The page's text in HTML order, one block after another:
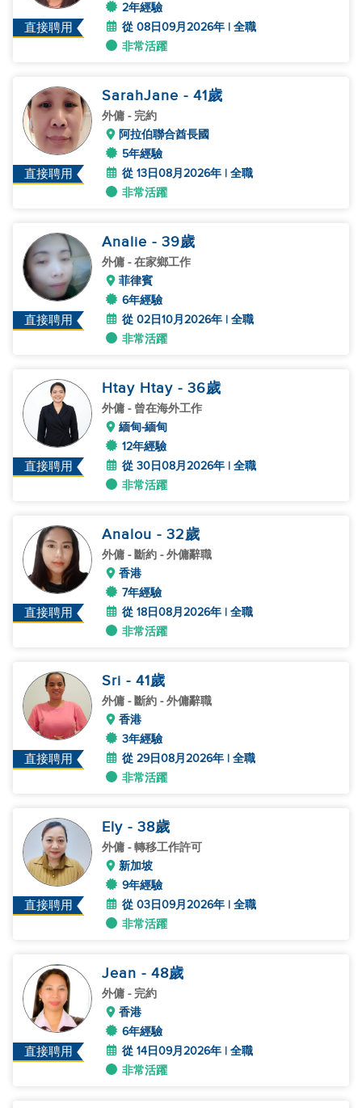
直接聘用
2年經驗
從 08日09月2026年 | 全職
非常活躍
直接聘用
SarahJane - 41歲
外傭 - 完約
阿拉伯聯合酋長國
5年經驗
從 13日08月2026年 | 全職
非常活躍
直接聘用
Analie - 39歲
外傭 - 在家鄉工作
菲律賓
6年經驗
從 02日10月2026年 | 全職
非常活躍
直接聘用
Htay Htay - 36歲
外傭 - 曾在海外工作
緬甸-緬甸
12年經驗
從 30日08月2026年 | 全職
非常活躍
直接聘用
Analou - 32歲
外傭 - 斷約 - 外傭辭職
香港
7年經驗
從 18日08月2026年 | 全職
非常活躍
直接聘用
Sri - 41歲
外傭 - 斷約 - 外傭辭職
香港
3年經驗
從 29日08月2026年 | 全職
非常活躍
直接聘用
Ely - 38歲
外傭 - 轉移工作許可
新加坡
9年經驗
從 03日09月2026年 | 全職
非常活躍
直接聘用
Jean - 48歲
外傭 - 完約
香港
6年經驗
從 14日09月2026年 | 全職
非常活躍